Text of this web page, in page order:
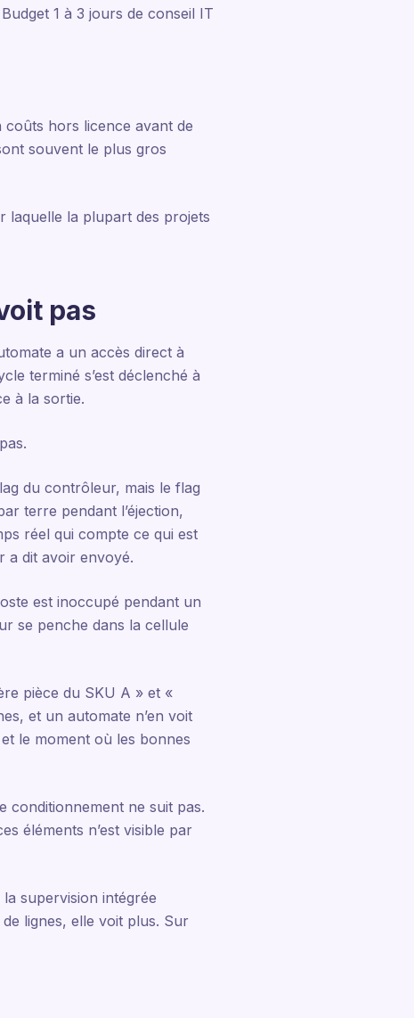
1 à 3 jours de conseil IT
hors licence avant de
souvent le plus gros
laquelle la plupart des projets
pas
a un accès direct à
terminé s’est déclenché à
à la sortie.
du contrôleur, mais le flag
terre pendant l’éjection,
réel qui compte ce qui est
a dit avoir envoyé.
est inoccupé pendant un
se penche dans la cellule
pièce du SKU A » et «
et un automate n’en voit
le moment où les bonnes
conditionnement ne suit pas.
éléments n’est visible par
supervision intégrée
lignes, elle voit plus. Sur